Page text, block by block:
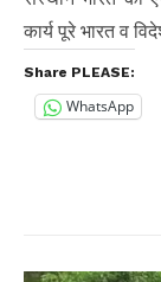
कार्य पूरे भारत व
Share PLEASE:
WhatsApp